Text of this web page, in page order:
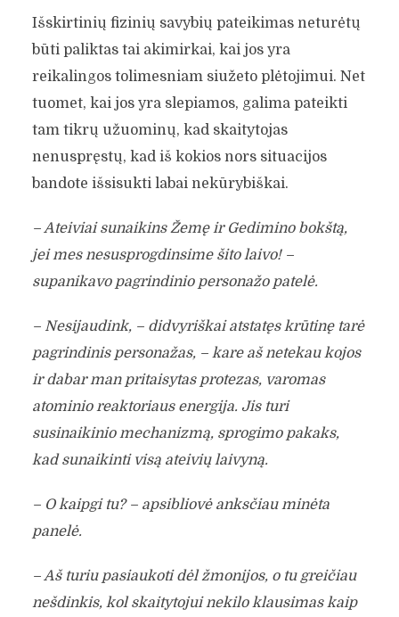
Išskirtinių fizinių savybių pateikimas neturėtų
būti paliktas tai akimirkai, kai jos yra
reikalingos tolimesniam siužeto plėtojimui. Net
tuomet, kai jos yra slepiamos, galima pateikti
tam tikrų užuominų, kad skaitytojas
nenuspręstų, kad iš kokios nors situacijos
bandote išsisukti labai nekūrybiškai.
– Ateiviai sunaikins Žemę ir Gedimino bokštą,
jei mes nesusprogdinsime šito laivo! –
supanikavo pagrindinio personažo patelė.
– Nesijaudink, – didvyriškai atstatęs krūtinę tarė
pagrindinis personažas, – kare aš netekau kojos
ir dabar man pritaisytas protezas, varomas
atominio reaktoriaus energija. Jis turi
susinaikinio mechanizmą, sprogimo pakaks,
kad sunaikinti visą ateivių laivyną.
– O kaipgi tu? – apsibliovė anksčiau minėta
panelė.
– Aš turiu pasiaukoti dėl žmonijos, o tu greičiau
nešdinkis, kol skaitytojui nekilo klausimas kaip